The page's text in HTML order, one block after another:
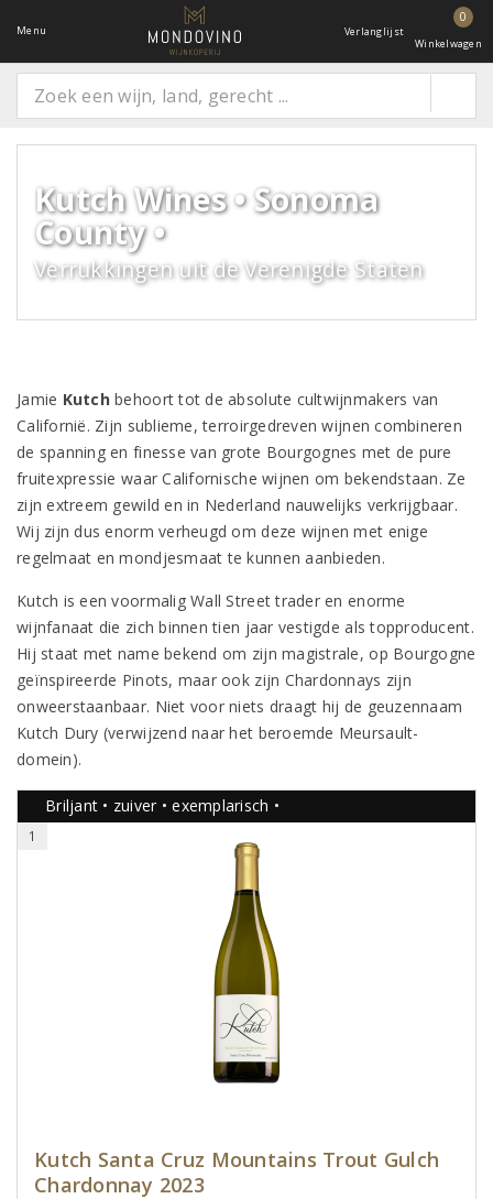
Menu Verlanglijst
0
Winkelwagen
Kutch Wines • Sonoma
County •
Verrukkingen uit de Verenigde Staten
Jamie Kutchbehoort tot de absolute cultwijnmakers van
Californië. Zijn sublieme, terroirgedreven wijnen combineren
de spanning en finesse van grote Bourgognes met de pure
fruitexpressie waar Californische wijnen om bekendstaan. Ze
zijn extreem gewild en in Nederland nauwelijks verkrijgbaar.
Wij zijn dus enorm verheugd om deze wijnen met enige
regelmaat en mondjesmaat te kunnen aanbieden.
Kutch is een voormalig Wall Street trader en enorme
wijnfanaat die zich binnen tien jaar vestigde als topproducent.
Hij staat met name bekend om zijn magistrale, op Bourgogne
geïnspireerde Pinots, maar ook zijn Chardonnays zijn
onweerstaanbaar. Niet voor niets draagt hij de geuzennaam
Kutch Dury (verwijzend naar het beroemde Meursault-
domein).
Briljant • zuiver • exemplarisch •
1
Kutch Santa Cruz Mountains Trout Gulch
Chardonnay 2023